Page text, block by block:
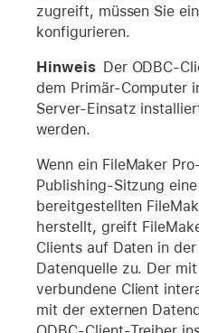
zugreift, müssen Sie
konfigurieren.
Hinweis Der ODBC-
dem Primär-Computer
Server-Einsatz
werden.
Wenn ein FileMaker
Publishing-Sitzung
bereitgestellten
herstellt, greift
Clients auf Daten in
Datenquelle zu. Der
verbundene Client
mit der externen